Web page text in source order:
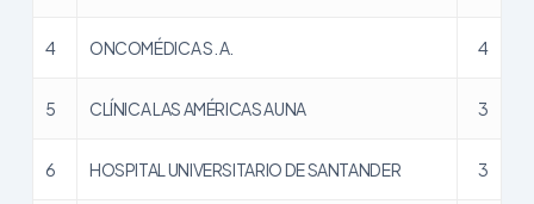
4 ONCOMÉDICA S. A. 4
5 CLÍNICA LAS AMÉRICAS AUNA 3
6 HOSPITAL UNIVERSITARIO DE SANTANDER 3